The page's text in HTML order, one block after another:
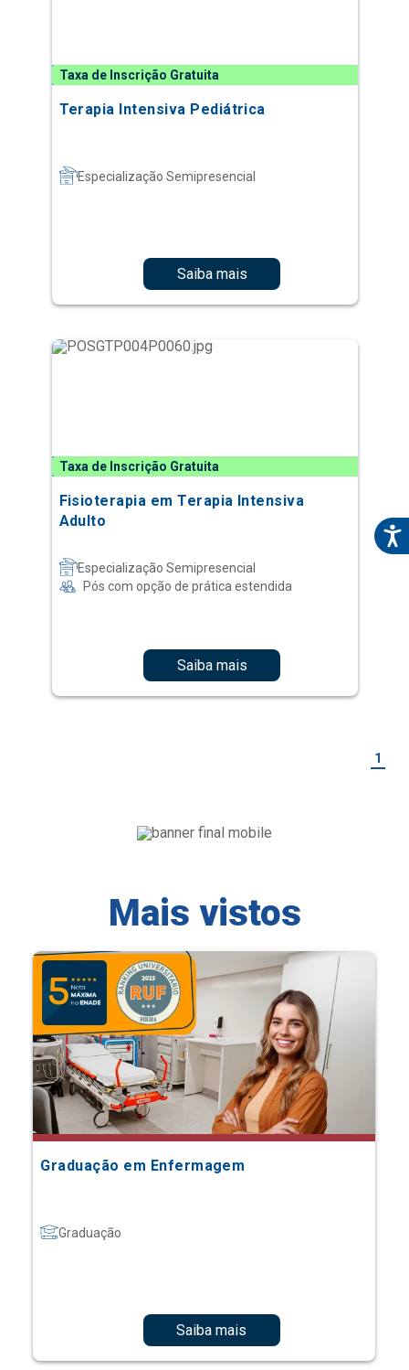
Taxa de Inscrição Gratuita
Terapia Intensiva Pediátrica
Especialização Semipresencial
Saiba mais
Taxa de Inscrição Gratuita
Fisioterapia em Terapia Intensiva
Adulto
Especialização Semipresencial
Pós com opção de prática estendida
Saiba mais
1
Mais vistos
Graduação em Enfermagem
Graduação
Saiba mais